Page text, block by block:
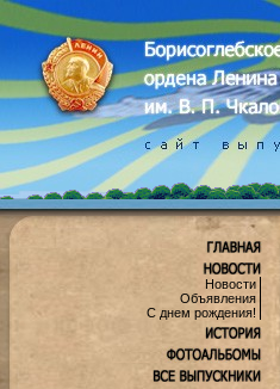
Новости
Объявления
С днем рождения!